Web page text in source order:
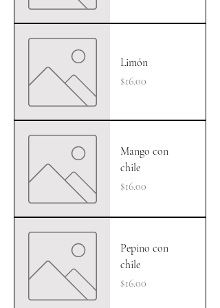
Limón
Precio
$16.00
Mango con
chile
Precio
$16.00
Pepino con
chile
Precio
$16.00